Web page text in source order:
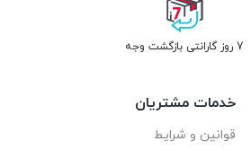
7 روز گارانتی بازگشت وجه
خدمات مشتریان
قوانین و شرایط